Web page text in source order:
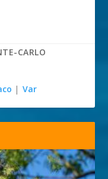
CARLO
| Var